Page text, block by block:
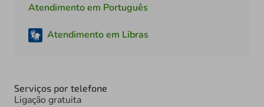
Atendimento em Português
Atendimento em Libras
Serviços por telefone
Ligação gratuita